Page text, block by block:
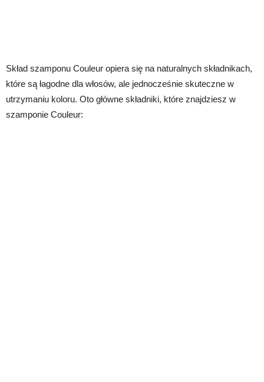
Skład szamponu Couleur opiera się na naturalnych składnikach,
które są łagodne dla włosów, ale jednocześnie skuteczne w
utrzymaniu koloru. Oto główne składniki, które znajdziesz w
szamponie Couleur: